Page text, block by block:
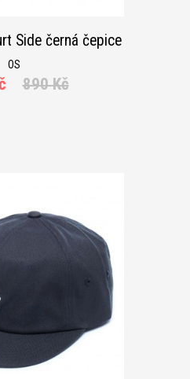
Side černá čepice
OS
890 Kč